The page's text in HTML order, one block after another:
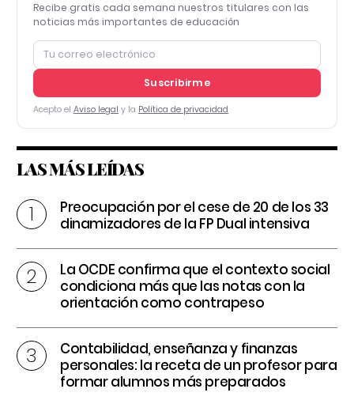
Recibe gratis cada semana nuestros titulares con las
noticias más importantes de educación
Suscribirme
Acepto el Aviso legal y la Política de privacidad
LAS MÁS LEÍDAS
Preocupación por el cese de 20 de los 33
dinamizadores de la FP Dual intensiva
La OCDE confirma que el contexto social
condiciona más que las notas con la
orientación como contrapeso
Contabilidad, enseñanza y finanzas
personales: la receta de un profesor para
formar alumnos más preparados